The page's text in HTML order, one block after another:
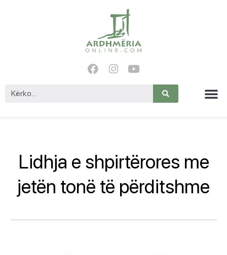
Lidhja e shpirtërores me
jetën tonë të përditshme